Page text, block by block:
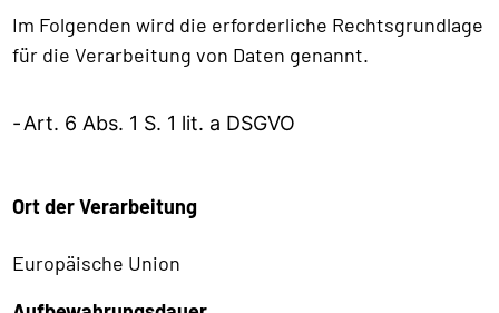
Im Folgenden wird die erforderliche Rechtsgrundlage
für die Verarbeitung von Daten genannt.
Art. 6 Abs. 1 S. 1 lit. a DSGVO
Ort der Verarbeitung
Europäische Union